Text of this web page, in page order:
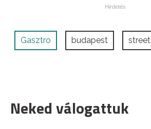
Gasztro budapest
Neked válogattuk